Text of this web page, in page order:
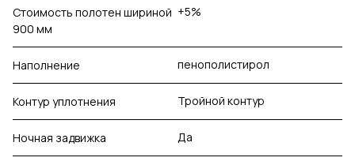
Стоимость полотен шириной
900 мм
+5%
Наполнение пенополистирол
Контур уплотнения Тройной контур
Ночная задвижка Да